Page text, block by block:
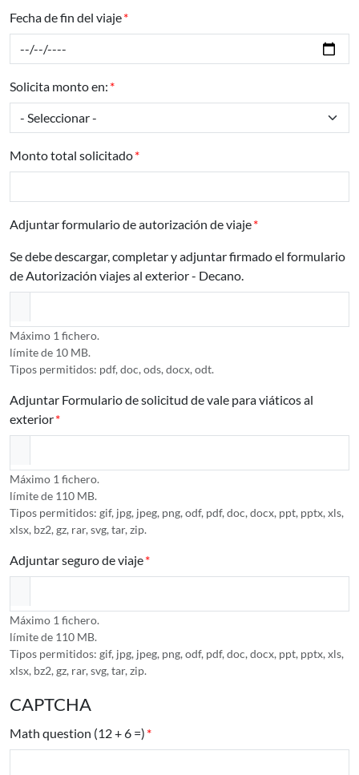
Fecha de fin del viaje
Solicita monto en:
Monto total solicitado
Adjuntar formulario de autorización de viaje
Se debe descargar, completar y adjuntar firmado el formulario
de Autorización viajes al exterior - Decano.
Máximo 1 fichero.
límite de 10 MB.
Tipos permitidos: pdf, doc, ods, docx, odt.
Adjuntar Formulario de solicitud de vale para viáticos al
exterior
Máximo 1 fichero.
límite de 110 MB.
Tipos permitidos: gif, jpg, jpeg, png, odf, pdf, doc, docx, ppt, pptx, xls,
xlsx, bz2, gz, rar, svg, tar, zip.
Adjuntar seguro de viaje
Máximo 1 fichero.
límite de 110 MB.
Tipos permitidos: gif, jpg, jpeg, png, odf, pdf, doc, docx, ppt, pptx, xls,
xlsx, bz2, gz, rar, svg, tar, zip.
CAPTCHA
Math question (12 + 6 =)